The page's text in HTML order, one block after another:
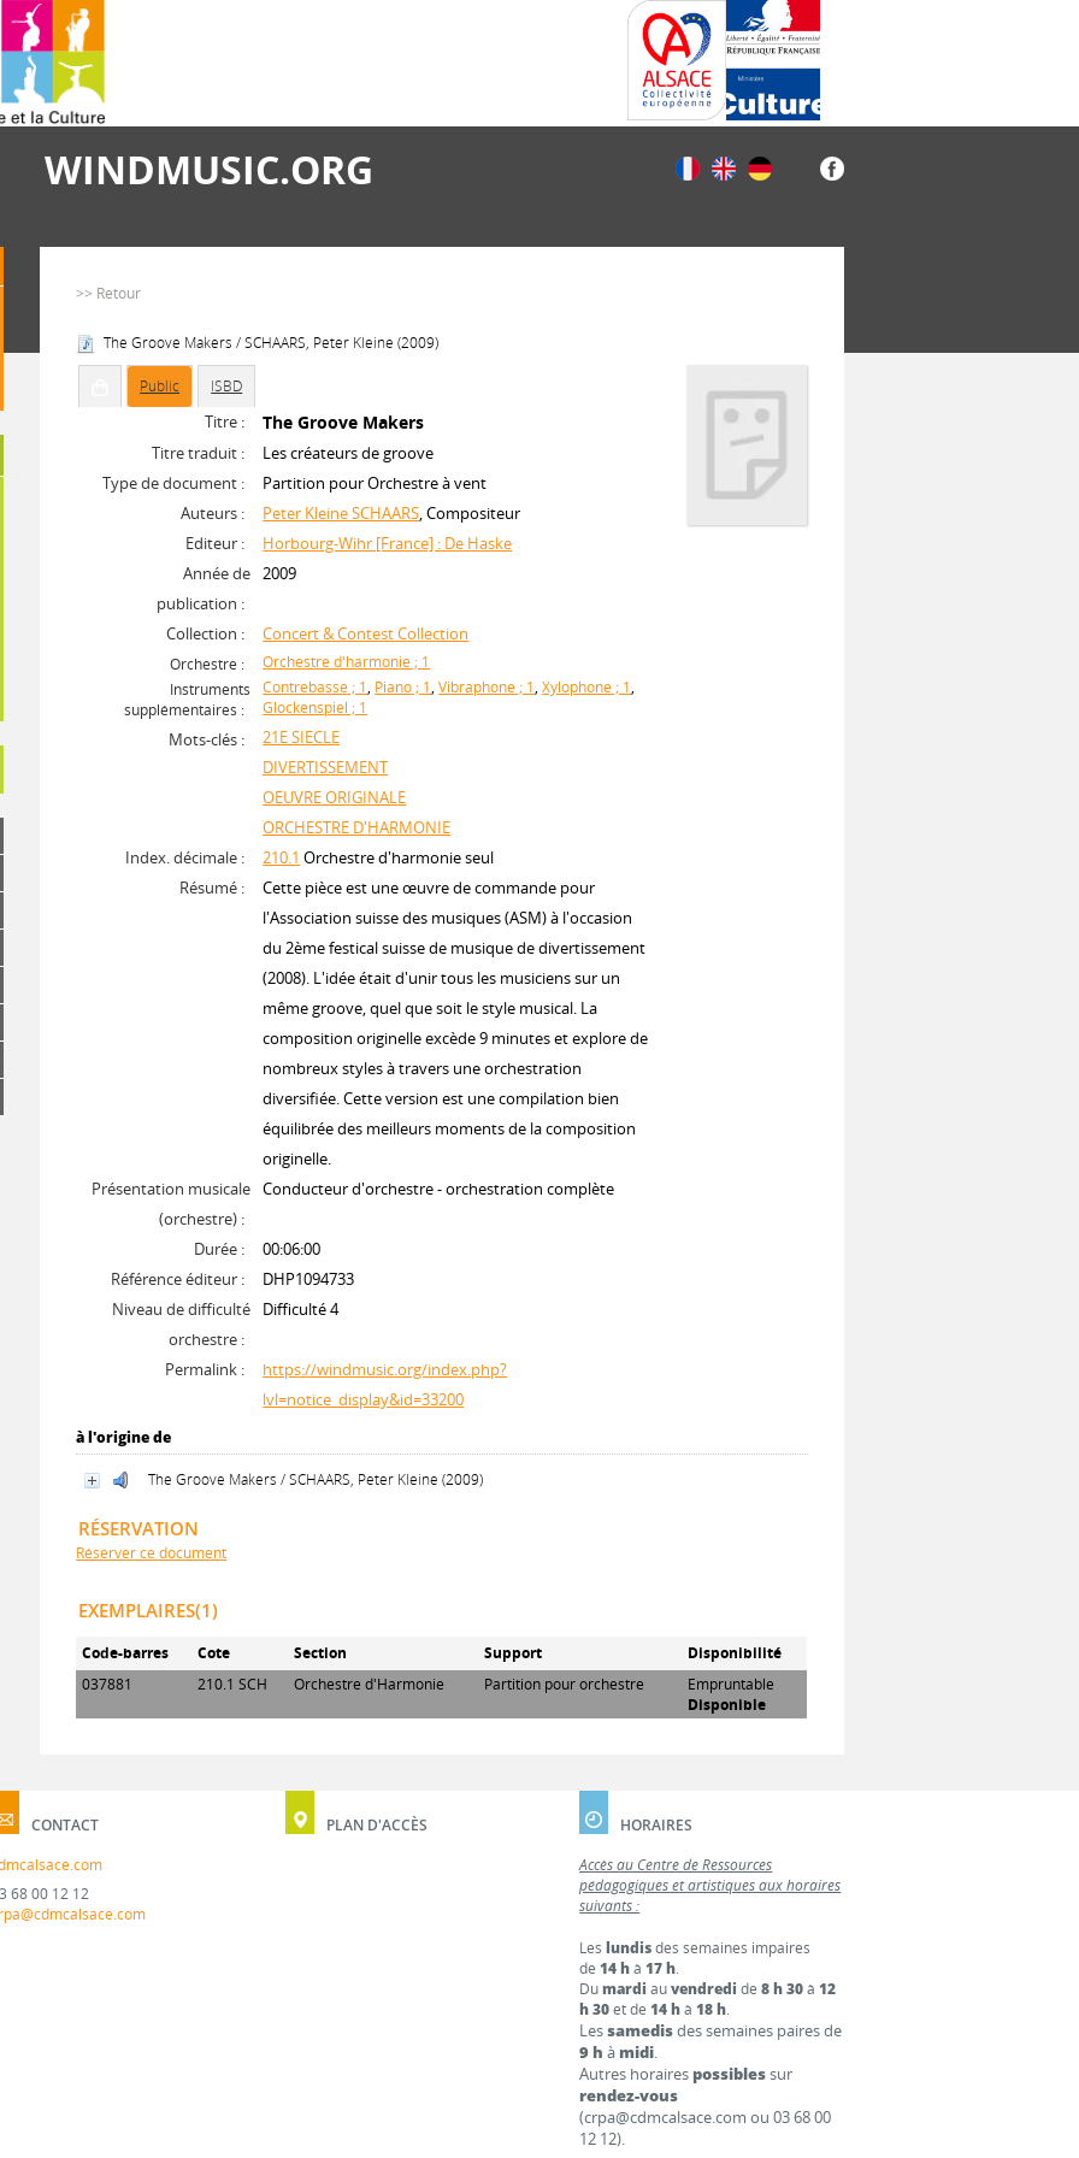
WINDMUSIC.ORG
>> Retour
The Groove Makers / SCHAARS, Peter Kleine (2009)
Public ISBD
Titre : The Groove Makers
Titre traduit :
Les créateurs de groove
Type de document :
Partition pour Orchestre à vent
Auteurs :
Peter Kleine SCHAARS, Compositeur
Editeur :
Horbourg-Wihr [France] : De Haske
Année de
publication :
2009
Collection : Concert & Contest Collection
Orchestre :
Orchestre d'harmonie ; 1
Instruments
supplémentaires :
Contrebasse ; 1, Piano ; 1,Vibraphone ; 1,Xylophone ; 1,
Glockenspiel ; 1
Mots-clés :
21E SIECLE
DIVERTISSEMENT
OEUVRE ORIGINALE
ORCHESTRE D'HARMONIE
Index. décimale :
210.1 Orchestre d'harmonie seul
Résumé :
Cette pièce est une œuvre de commande pour
l'Association suisse des musiques (ASM) à l'occasion
du 2ème festical suisse de musique de divertissement
(2008). L'idée était d'unir tous les musiciens sur un
même groove, quel que soit le style musical. La
composition originelle excède 9 minutes et explore de
nombreux styles à travers une orchestration
diversifiée. Cette version est une compilation bien
équilibrée des meilleurs moments de la composition
originelle.
Présentation musicale
(orchestre) :
Conducteur d'orchestre - orchestration complète
Durée :
00:06:00
Référence éditeur :
DHP1094733
Niveau de difficulté
orchestre :
Difficulté 4
Permalink :
https://windmusic.org/index.php?
lvl=notice_display&id=33200
à l'origine de
The Groove Makers / SCHAARS, Peter Kleine (2009)
RÉSERVATION
Réserver ce document
EXEMPLAIRES(1)
Code-barres Cote Section Support
Disponibilité
037881
210.1 SCH Orchestre d'Harmonie Partition pour orchestre
Empruntable
Disponible
CONTACT
68 00 12 12
PLAN D'ACCÈS
HORAIRES
Accès au Centre de Ressources
pédagogiques et artistiques aux horaires
suivants :
Leslundisdes semaines impaires
de14 hà17 h.
Dumardi auvendredi de8 h 30à12
h 30et de14 hà18 h.
Lessamedisdes semaines paires de
9 h à midi.
Autres horaires possiblessur
rendez-vous
(crpa@cdmcalsace.com ou 03 68 00
12 12).